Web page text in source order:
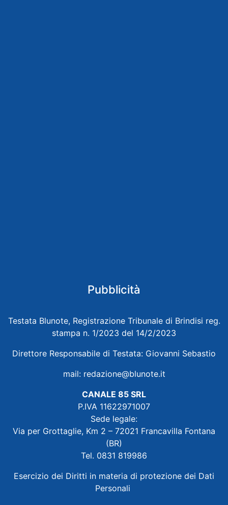
Pubblicità
Testata Blunote, Registrazione Tribunale di Brindisi reg.
stampa n. 1/2023 del 14/2/2023
Direttore Responsabile di Testata: Giovanni Sebastio
mail: redazione@blunote.it
CANALE 85 SRL
P.IVA 11622971007
Sede legale:
Via per Grottaglie, Km 2 – 72021 Francavilla Fontana
(BR)
Tel. 0831 819986
Esercizio dei Diritti in materia di protezione dei Dati
Personali